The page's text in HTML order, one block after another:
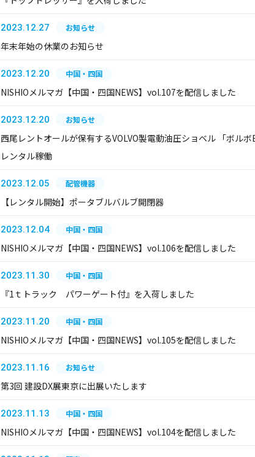
2023.12.27 お知らせ
年末年始の休業のお知らせ
2023.12.20 中国・四国
NISHIOメルマガ【中国・四国NEWS】vol.107を配信しました
2023.12.20 お知らせ
西尾レントオールが保有するVOLVO製電動油圧ショベル 「ボル
レンタル稼働
2023.12.05 配管機器
【レンタル開始】ポータブルバルブ開閉器
2023.12.04 中国・四国
NISHIOメルマガ【中国・四国NEWS】vol.106を配信しました
2023.11.30 中国・四国
『1ｔトラック パワーゲート付』を入荷しました
2023.11.20 中国・四国
NISHIOメルマガ【中国・四国NEWS】vol.105を配信しました
2023.11.16 お知らせ
第3回 建設DX展東京に出展いたします
2023.11.13 中国・四国
NISHIOメルマガ【中国・四国NEWS】vol.104を配信しました